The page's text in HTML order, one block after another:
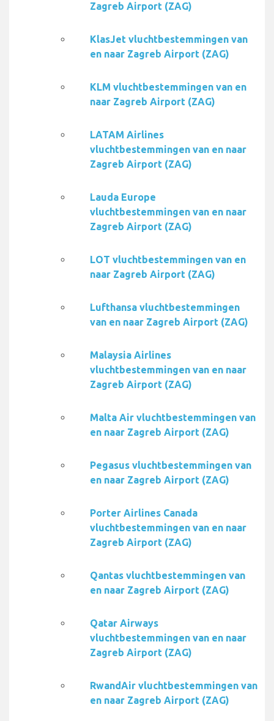
Zagreb Airport (ZAG)
KlasJet vluchtbestemmingen van
en naar Zagreb Airport (ZAG)
KLM vluchtbestemmingen van en
naar Zagreb Airport (ZAG)
LATAM Airlines
vluchtbestemmingen van en naar
Zagreb Airport (ZAG)
Lauda Europe
vluchtbestemmingen van en naar
Zagreb Airport (ZAG)
LOT vluchtbestemmingen van en
naar Zagreb Airport (ZAG)
Lufthansa vluchtbestemmingen
van en naar Zagreb Airport (ZAG)
Malaysia Airlines
vluchtbestemmingen van en naar
Zagreb Airport (ZAG)
Malta Air vluchtbestemmingen van
en naar Zagreb Airport (ZAG)
Pegasus vluchtbestemmingen van
en naar Zagreb Airport (ZAG)
Porter Airlines Canada
vluchtbestemmingen van en naar
Zagreb Airport (ZAG)
Qantas vluchtbestemmingen van
en naar Zagreb Airport (ZAG)
Qatar Airways
vluchtbestemmingen van en naar
Zagreb Airport (ZAG)
RwandAir vluchtbestemmingen van
en naar Zagreb Airport (ZAG)